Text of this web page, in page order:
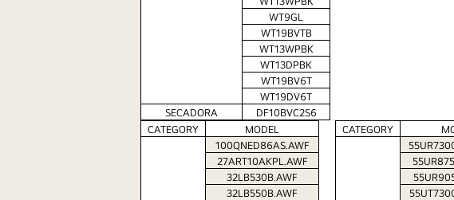
WT9GL
WT19BVTB
WT13WPBK
WT13DPBK
WT19BV6T
WT19DV6T
SECADORA
DF10BVC2S6
CATEGORY
MODEL CATEGORY
100QNED86AS.AWF
27ART10AKPL.AWF
32LB530B.AWF
32LB550B.AWF